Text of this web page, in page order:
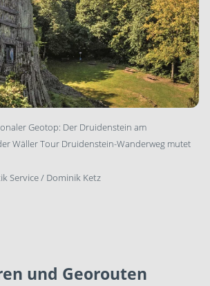
Geotop: Der Druidenstein am
Wäller Tour Druidenstein-Wanderweg mutet
Service / Dominik Ketz
und Georouten